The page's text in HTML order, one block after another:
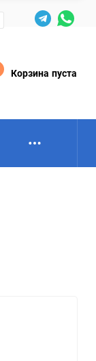
Корзина пуста